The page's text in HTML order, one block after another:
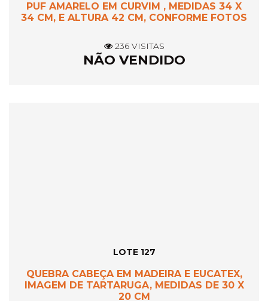
PUF AMARELO EM CURVIM , MEDIDAS 34 X
34 CM, E ALTURA 42 CM, CONFORME FOTOS
236 VISITAS
NÃO VENDIDO
LOTE 127
QUEBRA CABEÇA EM MADEIRA E EUCATEX,
IMAGEM DE TARTARUGA, MEDIDAS DE 30 X
20 CM